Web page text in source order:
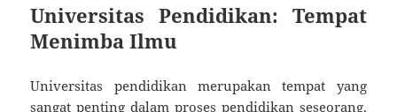
Universitas Pendidikan: Tempat
Menimba Ilmu
Universitas pendidikan merupakan tempat yang
sangat penting dalam proses pendidikan seseorang.